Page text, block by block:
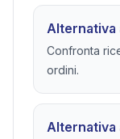
Alternativa
Confronta
ordini.
Alternativa